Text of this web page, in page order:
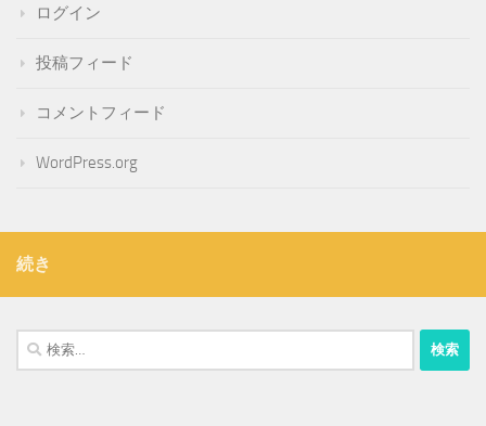
ログイン
投稿フィード
コメントフィード
WordPress.org
続き
検
索: